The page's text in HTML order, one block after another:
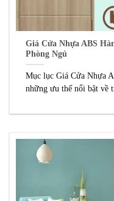
Giá Cửa Nhựa ABS
Phòng Ngủ
Mục lục Giá Cửa Nhựa
những ưu thế nổi bật về